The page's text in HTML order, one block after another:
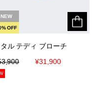
タル テディ ブローチ
¥31,900
NEW
OFF
タル テディ ブローチ
¥31,900